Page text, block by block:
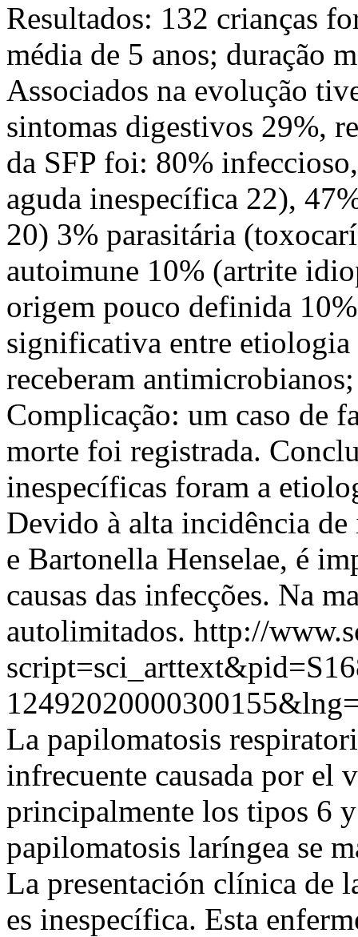
Resultados: 132 crianças
média de 5 anos; duração
Associados na evolução
sintomas digestivos 29%,
da SFP foi: 80%
aguda inespecífica 22),
20) 3% parasitária
autoimune 10% (artrite
origem pouco definida
significativa entre etiologia
receberam
Complicação: um caso de
morte foi registrada.
inespecíficas foram a
Devido à alta incidência
e Bartonella Henselae, é
causas das infecções. Na
autolimitados. http://
La papilomatosis
infrecuente causada por el
principalmente los tipos 6
papilomatosis laríngea se
La presentación clínica de
es inespecífica. Esta